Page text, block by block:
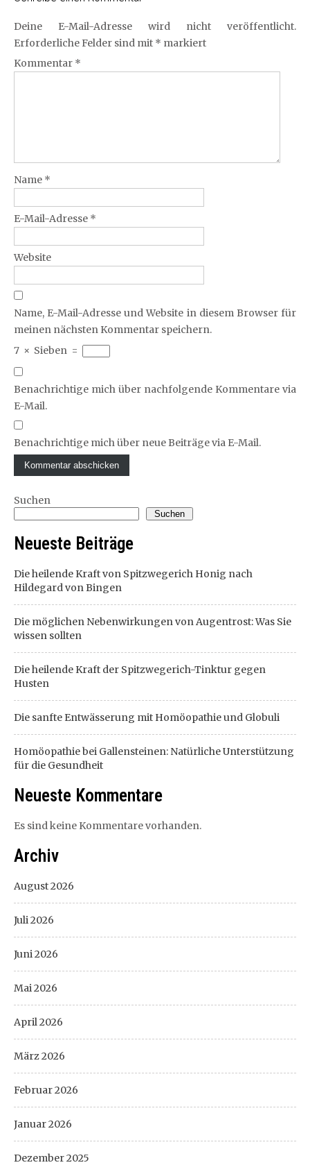
Deine E-Mail-Adresse wird nicht veröffentlicht.
Erforderliche Felder sind mit * markiert
Kommentar *
Name *
E-Mail-Adresse *
Website
Name, E-Mail-Adresse und Website in diesem Browser für
meinen nächsten Kommentar speichern.
7 × Sieben =
Benachrichtige mich über nachfolgende Kommentare via
E-Mail.
Benachrichtige mich über neue Beiträge via E-Mail.
Suchen
Suchen
Neueste Beiträge
Die heilende Kraft von Spitzwegerich Honig nach
Hildegard von Bingen
Die möglichen Nebenwirkungen von Augentrost: Was Sie
wissen sollten
Die heilende Kraft der Spitzwegerich-Tinktur gegen
Husten
Die sanfte Entwässerung mit Homöopathie und Globuli
Homöopathie bei Gallensteinen: Natürliche Unterstützung
für die Gesundheit
Neueste Kommentare
Es sind keine Kommentare vorhanden.
Archiv
August 2026
Juli 2026
Juni 2026
Mai 2026
April 2026
März 2026
Februar 2026
Januar 2026
Dezember 2025